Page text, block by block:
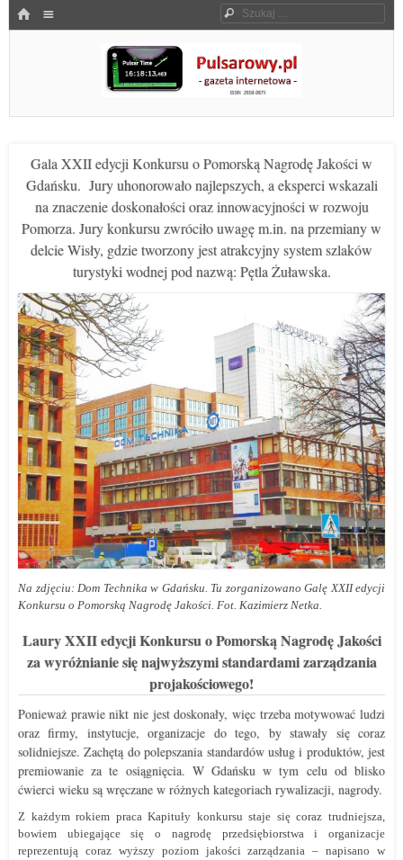
HOME Szukaj
Pulsarowy.pl
Gala XXII edycji Konkursu o Pomorską Nagrodę Jakości w
Gdańsku. Jury uhonorowało najlepszych, a eksperci wskazali
na znaczenie doskonałości oraz innowacyjności w rozwoju
Pomorza. Jury konkursu zwróciło uwagę m.in. na przemiany w
delcie Wisły, gdzie tworzony jest atrakcyjny system szlaków
turystyki wodnej pod nazwą: Pętla Żuławska.
Na zdjęciu: Dom Technika w Gdańsku. Tu zorganizowano Galę XXII edycji
Konkursu o Pomorską Nagrodę Jakości. Fot. Kazimierz Netka.
Laury XXII edycji Konkursu o Pomorską Nagrodę Jakości
za wyróżnianie się najwyższymi standardami zarządzania
projakościowego!
Ponieważ prawie nikt nie jest doskonały, więc trzeba motywować ludzi
oraz firmy, instytucje, organizacje do tego, by stawały się coraz
solidniejsze. Zachętą do polepszania standardów usług i produktów, jest
premiowanie za te osiągnięcia. W Gdańsku w tym celu od blisko
ćwierci wieku są wręczane w różnych kategoriach rywalizacji, nagrody.
Z każdym rokiem praca Kapituły konkursu staje się coraz trudniejsza,
bowiem ubiegające się o nagrodę przedsiębiorstwa i organizacje
reprezentują coraz wyższy poziom jakości zarządzania –napisano w